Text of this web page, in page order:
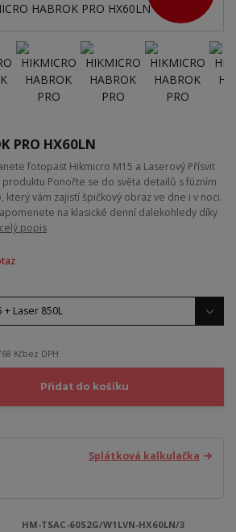
PRO HX60LN
fotopast Hikmicro M15 a Laserový Přísvit
produktu Ponořte se do světa detailů s fúzním
který vám zajistí špičkový obraz ve dne i v noci.
na klasické denní dalekohledy díky
celý popis
Kčbez DPH
Přidat do košíku
Splátková kalkulačka
HM-TSAC-60S2G/W1LVN-HX60LN/3